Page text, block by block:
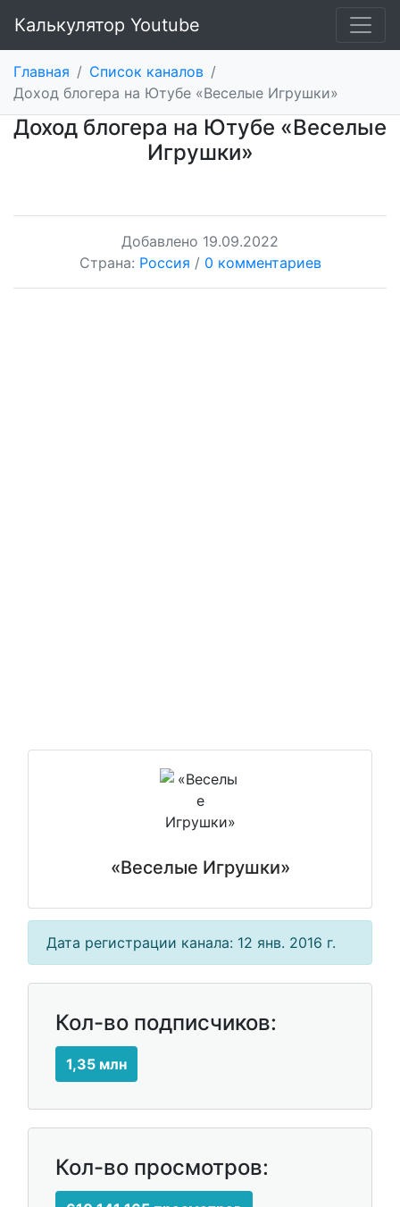
Калькулятор Youtube
Главная / Список каналов /
Доход блогера на Ютубе «Веселые Игрушки»
Доход блогера на Ютубе «Веселые
Игрушки»
Добавлено 19.09.2022
Страна: Россия / 0 комментариев
«Веселые Игрушки»
Дата регистрации канала: 12 янв. 2016 г.
Кол-во подписчиков:
1,35 млн
Кол-во просмотров: